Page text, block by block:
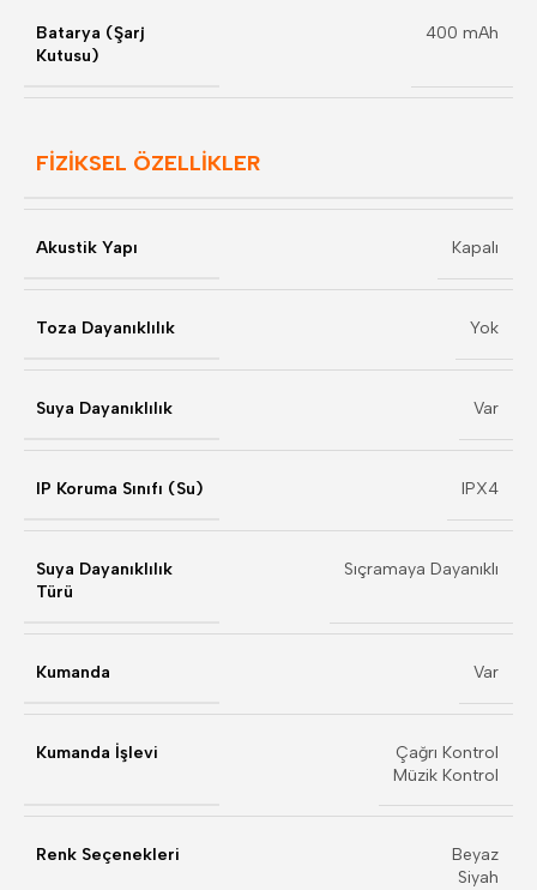
Batarya (Şarj
Kutusu)
400 mAh
FİZİKSEL ÖZELLİKLER
Akustik Yapı Kapalı
Toza Dayanıklılık Yok
Suya Dayanıklılık Var
IP Koruma Sınıfı (Su) IPX4
Suya Dayanıklılık
Türü
Sıçramaya Dayanıklı
Kumanda Var
Kumanda İşlevi
Çağrı Kontrol
Müzik Kontrol
Renk Seçenekleri
Beyaz
Siyah